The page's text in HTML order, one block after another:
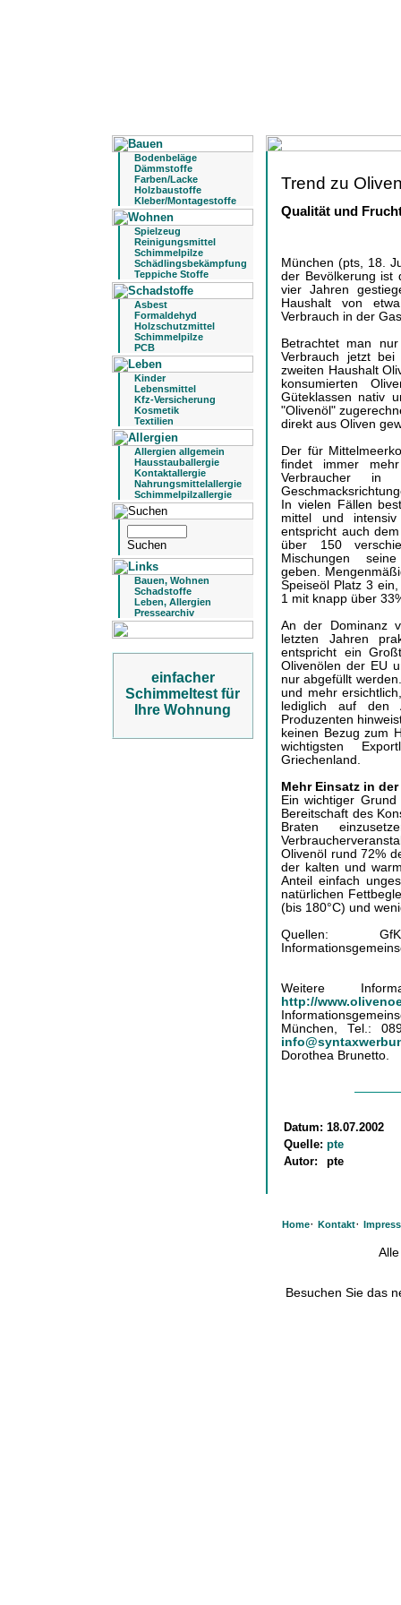
Bodenbeläge
Dämmstoffe
Farben/Lacke
Holzbaustoffe
Kleber/Montagestoffe
Spielzeug
Reinigungsmittel
Schimmelpilze
Schädlingsbekämpfung
Teppiche Stoffe
Asbest
Formaldehyd
Holzschutzmittel
Schimmelpilze
PCB
Kinder
Lebensmittel
Kfz-Versicherung
Kosmetik
Textilien
Allergien allgemein
Hausstauballergie
Kontaktallergie
Nahrungsmittelallergie
Schimmelpilzallergie
Bauen, Wohnen
Schadstoffe
Leben, Allergien
Pressearchiv
einfacher
Schimmeltest für
Ihre Wohnung
Trend zu
Qualität und
München (pts, 18.
der Bevölkerung ist
vier Jahren
Haushalt von
Verbrauch in der
Betrachtet man
Verbrauch jetzt
zweiten Haushalt
konsumierten
Güteklassen nativ
"Olivenöl"
direkt aus Oliven
Der für
findet immer
Verbraucher
In vielen Fällen
mittel und
entspricht auch
über 150
Mischungen
geben.
Speiseöl Platz 3
1 mit knapp über
An der Dominanz
letzten Jahren
entspricht ein
Olivenölen der EU
nur abgefüllt
und mehr
lediglich auf den
Produzenten
keinen Bezug zum
wichtigsten
Griechenland.
Mehr Einsatz in
Ein wichtiger
Bereitschaft des
Braten
Olivenöl rund 72%
der kalten und
Anteil einfach
natürlichen
(bis 180°C) und
Quellen:
Weitere
http://
München, Tel.:
Dorothea Brunetto.
Datum: 18.07.2002
Quelle: pte
Autor:
pte
Home· Kontakt·
Besuchen Sie das